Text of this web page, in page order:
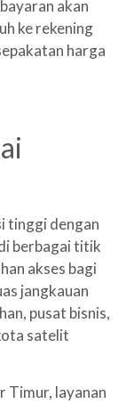
akan
ke rekening
harga
tinggi dengan
berbagai titik
akses bagi
jangkauan
pusat bisnis,
satelit
Timur, layanan